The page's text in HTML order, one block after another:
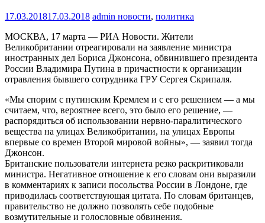
17.03.201817.03.2018 admin новости, политика
МОСКВА, 17 марта — РИА Новости. Жители
Великобритании отреагировали на заявление министра
иностранных дел Бориса Джонсона, обвинившего президента
России Владимира Путина в причастности к организации
отравления бывшего сотрудника ГРУ Сергея Скрипаля.
«Мы спорим с путинским Кремлем и с его решением — а мы
считаем, что, вероятнее всего, это было его решение, —
распорядиться об использовании нервно-паралитического
вещества на улицах Великобритании, на улицах Европы
впервые со времен Второй мировой войны», — заявил тогда
Джонсон.
Британские пользователи интернета резко раскритиковали
министра. Негативное отношение к его словам они выразили
в комментариях к записи посольства России в Лондоне, где
приводилась соответствующая цитата. По словам британцев,
правительство не должно позволять себе подобные
возмутительные и голословные обвинения.